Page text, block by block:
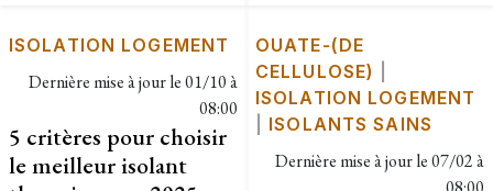
ISOLATION LOGEMENT
Dernière mise à jour le01/10 à
08:00
5 critères pour choisir
le meilleur isolant
OUATE-(DE
CELLULOSE)
ISOLATION LOGEMENT
ISOLANTS SAINS
Dernière mise à jour le07/02 à